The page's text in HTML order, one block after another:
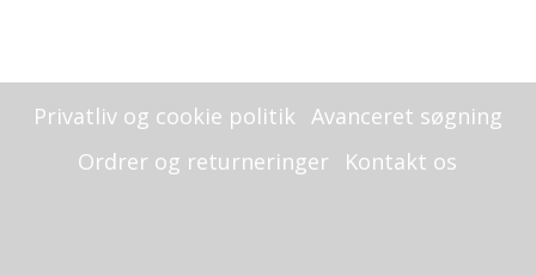
Privatliv og cookie politik Avanceret søgning
Ordrer og returneringer
Kontakt os